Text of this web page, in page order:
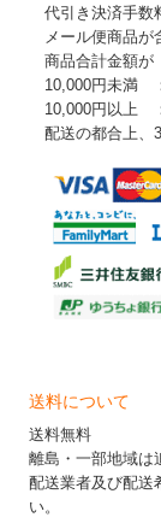
代引き決済手数
メール便商品が
商品合計金額が
10,000円未満
10,000円以上
配送の都合上、
送料について
送料無料
離島・一部地域は
配送業者及び配送
い。